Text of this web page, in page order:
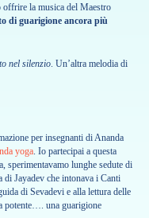
la musica del Maestro
di guarigione ancora più
nel silenzio. Un’altra melodia di
per insegnanti di Ananda
yoga. Io partecipai a questa
sperimentavamo lunghe sedute di
di Jayadev che intonava i Canti
di Sevadevi e alla lettura delle
potente…. una guarigione